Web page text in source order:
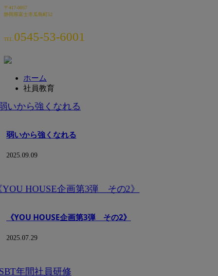
〒417-0057
静岡県富士市瓜島町52
TEL. 0545-53-6001
ホーム
社員教育
弱いから強くなれる
2025.09.09
《YOU HOUSE企画第3弾 その2》
2025.07.29